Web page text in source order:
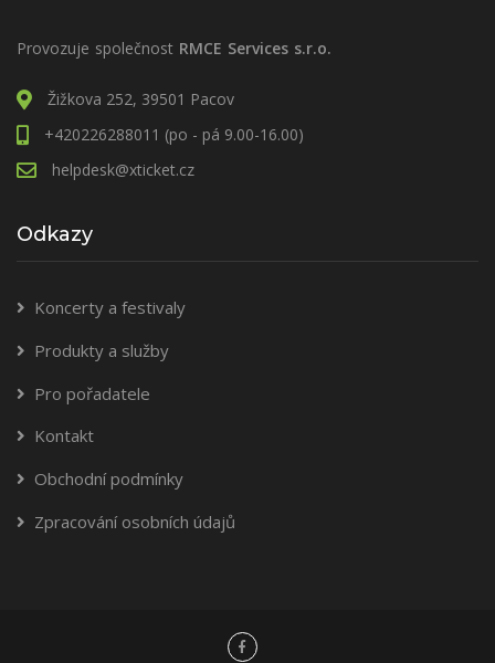
Provozuje společnost RMCE Services s.r.o.
Žižkova 252, 39501 Pacov
+420226288011 (po - pá 9.00-16.00)
helpdesk@xticket.cz
Odkazy
Koncerty a festivaly
Produkty a služby
Pro pořadatele
Kontakt
Obchodní podmínky
Zpracování osobních údajů